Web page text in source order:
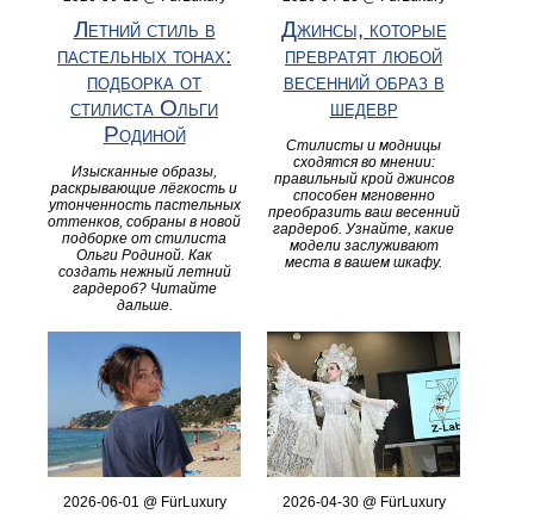
Летний стиль в
пастельных тонах:
подборка от
стилиста Ольги
Родиной
Изысканные образы,
раскрывающие лёгкость и
утонченность пастельных
оттенков, собраны в новой
подборке от стилиста
Ольги Родиной. Как
создать нежный летний
гардероб? Читайте
дальше.
Джинсы, которые
превратят любой
весенний образ в
шедевр
Стилисты и модницы
сходятся во мнении:
правильный крой джинсов
способен мгновенно
преобразить ваш весенний
гардероб. Узнайте, какие
модели заслуживают
места в вашем шкафу.
2026-06-01 @ FürLuxury 2026-04-30 @ FürLuxury